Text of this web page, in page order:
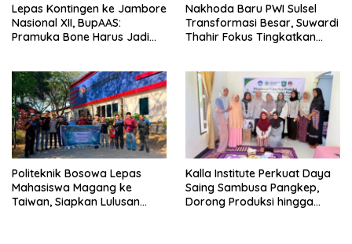
Lepas Kontingen ke Jambore
Nasional XII, BupAAS:
Pramuka Bone Harus Jadi
Nakhoda Baru PWI Sulsel
Transformasi Besar, Suwardi
Thahir Fokus Tingkatkan
Politeknik Bosowa Lepas
Mahasiswa Magang ke
Taiwan, Siapkan Lulusan
Kalla Institute Perkuat Daya
Saing Sambusa Pangkep,
Dorong Produksi hingga